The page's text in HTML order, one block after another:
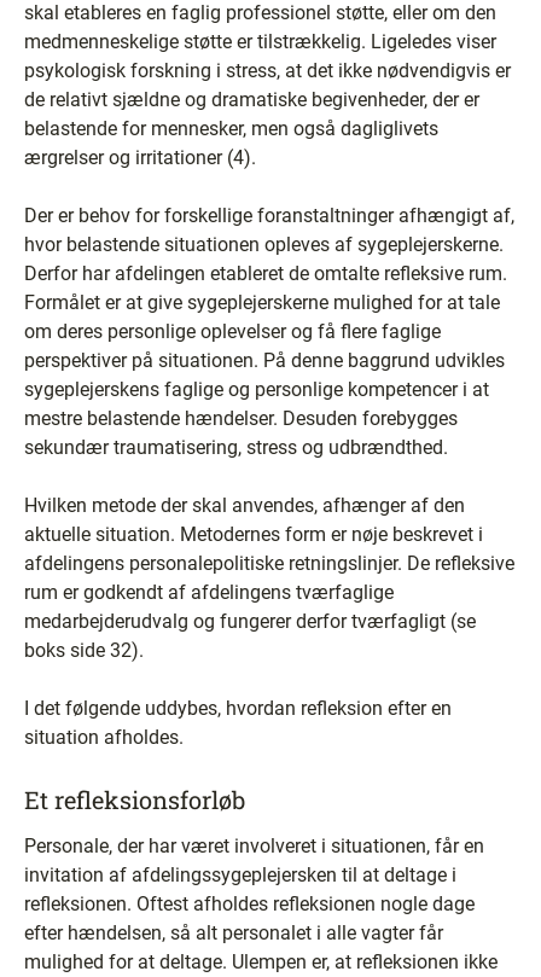
skal etableres en faglig professionel støtte, eller om den
medmenneskelige støtte er tilstrækkelig. Ligeledes viser
psykologisk forskning i stress, at det ikke nødvendigvis er
de relativt sjældne og dramatiske begivenheder, der er
belastende for mennesker, men også dagliglivets
ærgrelser og irritationer (4).
Der er behov for forskellige foranstaltninger afhængigt af,
hvor belastende situationen opleves af sygeplejerskerne.
Derfor har afdelingen etableret de omtalte refleksive rum.
Formålet er at give sygeplejerskerne mulighed for at tale
om deres personlige oplevelser og få flere faglige
perspektiver på situationen. På denne baggrund udvikles
sygeplejerskens faglige og personlige kompetencer i at
mestre belastende hændelser. Desuden forebygges
sekundær traumatisering, stress og udbrændthed.
Hvilken metode der skal anvendes, afhænger af den
aktuelle situation. Metodernes form er nøje beskrevet i
afdelingens personalepolitiske retningslinjer. De refleksive
rum er godkendt af afdelingens tværfaglige
medarbejderudvalg og fungerer derfor tværfagligt (se
boks side 32).
I det følgende uddybes, hvordan refleksion efter en
situation afholdes.
Et refleksionsforløb
Personale, der har været involveret i situationen, får en
invitation af afdelingssygeplejersken til at deltage i
refleksionen. Oftest afholdes refleksionen nogle dage
efter hændelsen, så alt personalet i alle vagter får
mulighed for at deltage. Ulempen er, at refleksionen ikke